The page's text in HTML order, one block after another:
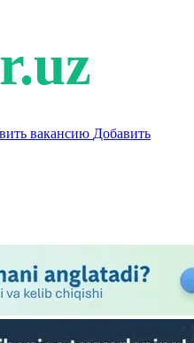
вакансию Добавить